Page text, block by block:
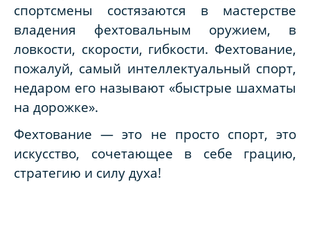
спортсмены состязаются в мастерстве
владения фехтовальным оружием, в
ловкости, скорости, гибкости. Фехтование,
пожалуй, самый интеллектуальный спорт,
недаром его называют «быстрые шахматы
на дорожке».
Фехтование — это не просто спорт, это
искусство, сочетающее в себе грацию,
стратегию и силу духа!